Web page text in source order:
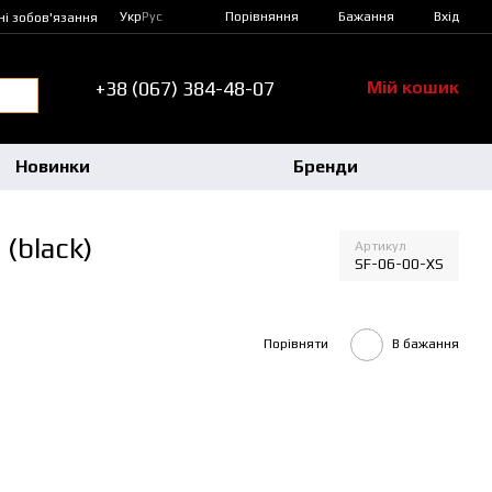
зобов'язання УкрРус Порівняння Бажання Вхід
+38 (067) 384-48-07 Мій кошик
Новинки Бренди
Артикул
SF-06-00-XS
Порівняти В бажання